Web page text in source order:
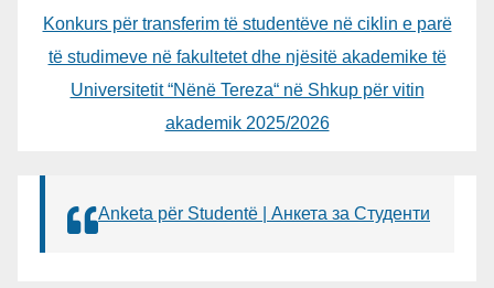
Konkurs për transferim të studentëve në ciklin e parë
të studimeve në fakultetet dhe njësitë akademike të
Universitetit “Nënë Tereza“ në Shkup për vitin
akademik 2025/2026
Anketa për Studentë | Анкета за Студенти